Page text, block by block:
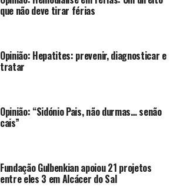
que não deve tirar férias
Opinião: Hepatites: prevenir, diagnosticar e
tratar
Opinião: “Sidónio Pais, não durmas… senão
cais”
Fundação Gulbenkian apoiou 21 projetos
entre eles 3 em Alcácer do Sal